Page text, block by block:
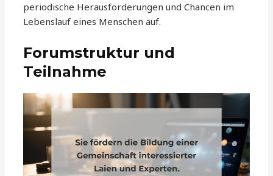
periodische Herausforderungen und Chancen im
Lebenslauf eines Menschen auf.
Forumstruktur und
Teilnahme